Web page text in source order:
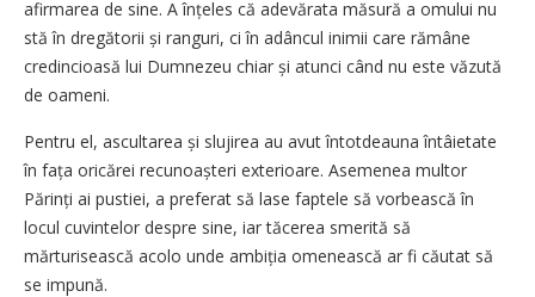
afirmarea de sine. A înțeles că adevărata măsură a omului nu
stă în dregătorii și ranguri, ci în adâncul inimii care rămâne
credincioasă lui Dumnezeu chiar și atunci când nu este văzută
de oameni.
Pentru el, ascultarea și slujirea au avut întotdeauna întâietate
în fața oricărei recunoașteri exterioare. Asemenea multor
Părinți ai pustiei, a preferat să lase faptele să vorbească în
locul cuvintelor despre sine, iar tăcerea smerită să
mărturisească acolo unde ambiția omenească ar fi căutat să
se impună.